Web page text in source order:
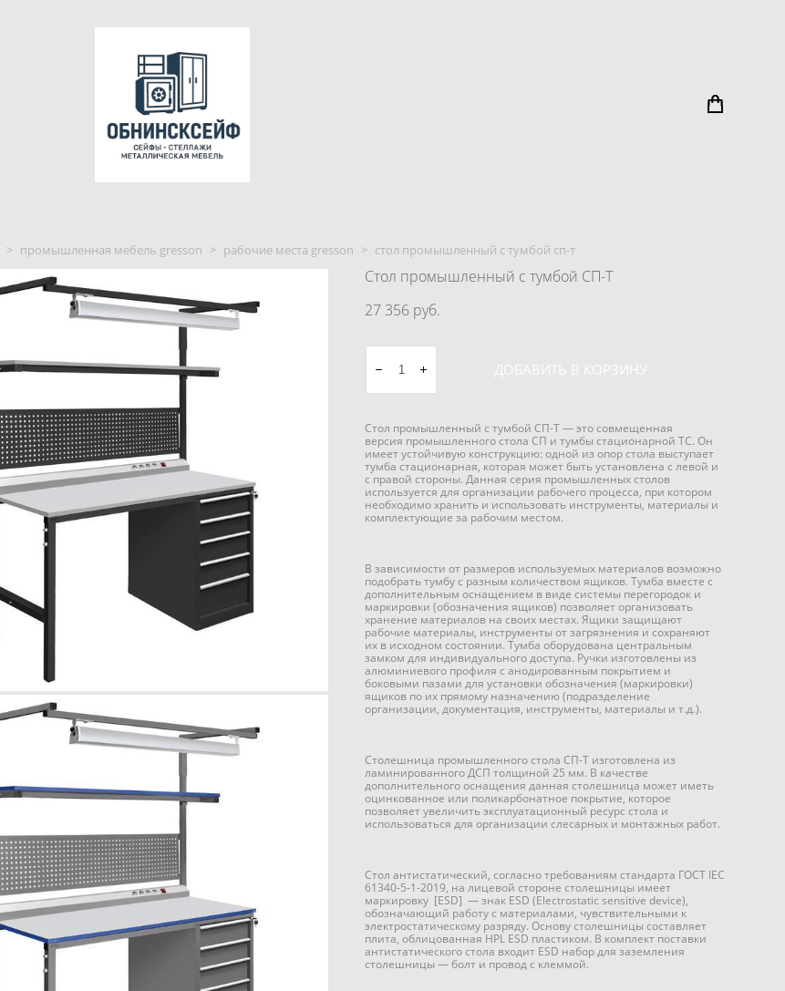
> промышленная мебель gresson > рабочие места gresson > стол промышленный с тумбой сп-т
Стол промышленный с тумбой СП-Т
27 356 pуб.
ДОБАВИТЬ В КОРЗИНУ
Стол промышленный с тумбой СП-Т — это совмещенная
версия промышленного стола СП и тумбы стационарной ТС. Он
имеет устойчивую конструкцию: одной из опор стола выступает
тумба стационарная, которая может быть установлена с левой и
с правой стороны. Данная серия промышленных столов
используется для организации рабочего процесса, при котором
необходимо хранить и использовать инструменты, материалы и
комплектующие за рабочим местом.
В зависимости от размеров используемых материалов возможно
подобрать тумбу с разным количеством ящиков. Тумба вместе с
дополнительным оснащением в виде системы перегородок и
маркировки (обозначения ящиков) позволяет организовать
хранение материалов на своих местах. Ящики защищают
рабочие материалы, инструменты от загрязнения и сохраняют
их в исходном состоянии. Тумба оборудована центральным
замком для индивидуального доступа. Ручки изготовлены из
алюминиевого профиля с анодированным покрытием и
боковыми пазами для установки обозначения (маркировки)
ящиков по их прямому назначению (подразделение
организации, документация, инструменты, материалы и т.д.).
Столешница промышленного стола СП-Т изготовлена из
ламинированного ДСП толщиной 25 мм. В качестве
дополнительного оснащения данная столешница может иметь
оцинкованное или поликарбонатное покрытие, которое
позволяет увеличить эксплуатационный ресурс стола и
использоваться для организации слесарных и монтажных работ.
Стол антистатический, согласно требованиям стандарта ГОСТ IEC
61340-5-1-2019, на лицевой стороне столешницы имеет
маркировку [ESD] — знак ESD (Electrostatic sensitive device),
обозначающий работу с материалами, чувствительными к
электростатическому разряду. Основу столешницы составляет
плита, облицованная HPL ESD пластиком. В комплект поставки
антистатического стола входит ESD набор для заземления
столешницы — болт и провод с клеммой.